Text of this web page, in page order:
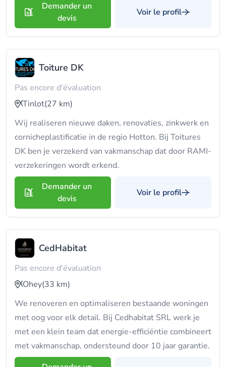
Demander un
devis
Voir le profil
Toiture DK
Pas encore d'évaluation
Tinlot(27 km)
Wij realiseren nieuwe daken, renovaties, zinkwerk en
cornicheplastificatie in de regio Hotton. Bij Toitures
DK ben je verzekerd van vakmanschap dat door RAMI-
verzekeringen wordt erkend.
Demander un
devis
Voir le profil
CedHabitat
Pas encore d'évaluation
Ohey(33 km)
We renoveren en optimaliseren bestaande woningen
met oog voor elk detail. Bij Cedhabitat SRL werk je
met een klein team dat energie-efficiëntie combineert
met vakmanschap, ondersteund door 10 jaar garantie.